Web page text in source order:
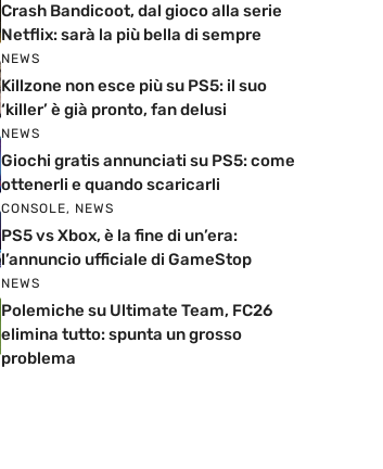
Crash Bandicoot, dal gioco alla serie
Netflix: sarà la più bella di sempre
NEWS
Killzone non esce più su PS5: il suo
‘killer’ è già pronto, fan delusi
NEWS
Giochi gratis annunciati su PS5: come
ottenerli e quando scaricarli
CONSOLE, NEWS
PS5 vs Xbox, è la fine di un’era:
l’annuncio ufficiale di GameStop
NEWS
Polemiche su Ultimate Team, FC26
elimina tutto: spunta un grosso
problema